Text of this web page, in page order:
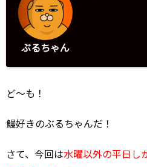
ぶるちゃん
ど～も！
鰻好きのぶるちゃんだ！
さて、今回は水曜以外の平日し